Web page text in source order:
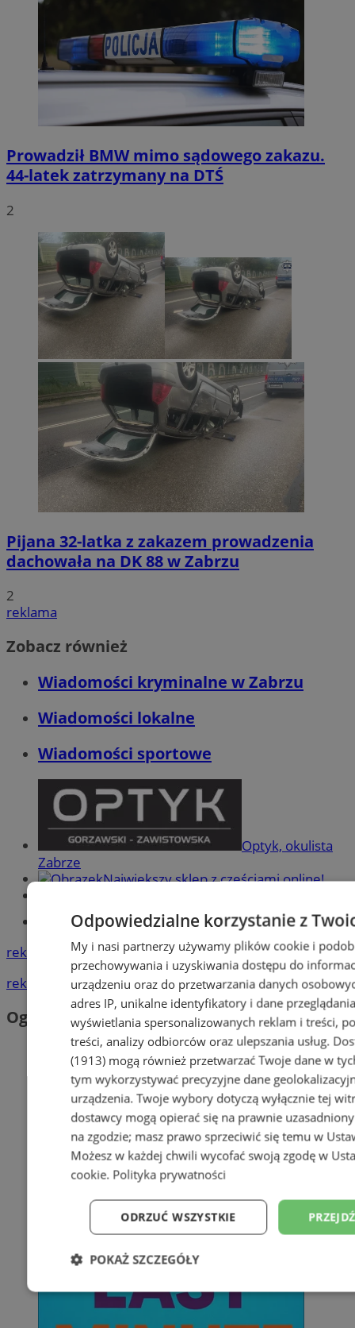
Prowadził BMW mimo sądowego zakazu.
44-latek zatrzymany na DTŚ
2
Pijana 32-latka z zakazem prowadzenia
dachowała na DK 88 w Zabrzu
2
reklama
Zobacz również
Wiadomości kryminalne w Zabrzu
Wiadomości lokalne
Wiadomości sportowe
Optyk, okulista
Zabrze
Największy sklep z częściami online!
Tworzenie stron www -Zabrze
reklama
reklama
Ogłoszenia
Odpowiedzialne korzystanie z
My i nasi partnerzy używamy plików cookie i
przechowywania i uzyskiwania dostępu do
urządzeniu oraz do przetwarzania danych
adres IP, unikalne identyfikatory i dane
wyświetlania spersonalizowanych reklam i treści,
treści, analizy odbiorców oraz ulepszania usług.
(1913)mogą również przetwarzać Twoje dane w
tym wykorzystywać precyzyjne dane
urządzenia. Twoje wybory dotyczą wyłącznie tej
dostawcy mogą opierać się na prawnie
na zgodzie; masz prawo sprzeciwić się temu w
Możesz w każdej chwili wycofać swoją zgodę w
cookie. Polityka prywatności
ODRZUĆ WSZYSTKIE
POKAŻ SZCZEGÓŁY
Niezbędne Wydajność Targetowanie